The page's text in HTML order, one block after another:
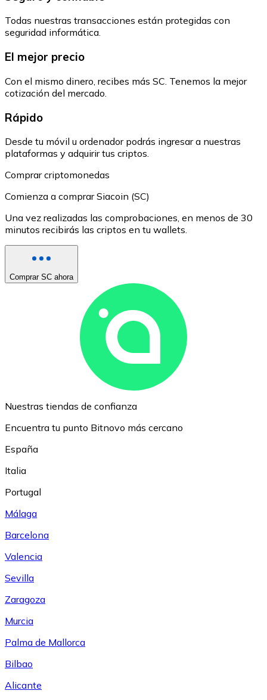
Todas nuestras transacciones están protegidas con
seguridad informática.
El mejor precio
Con el mismo dinero, recibes más SC. Tenemos la mejor
cotización del mercado.
Rápido
Desde tu móvil u ordenador podrás ingresar a nuestras
plataformas y adquirir tus criptos.
Comprar criptomonedas
Comienza a comprar Siacoin (SC)
Una vez realizadas las comprobaciones, en menos de 30
minutos recibirás las criptos en tu wallets.
Comprar SC ahora
Nuestras tiendas de confianza
Encuentra tu punto Bitnovo más cercano
España
Italia
Portugal
Málaga
Barcelona
Valencia
Sevilla
Zaragoza
Murcia
Palma de Mallorca
Bilbao
Alicante